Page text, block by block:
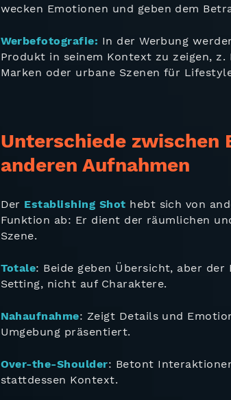
wecken Emotionen und geben dem
Werbefotografie: In der Werbung
Produkt in seinem Kontext zu zeigen,
Marken oder urbane Szenen für
Unterschiede zwischen
anderen Aufnahmen
Der Establishing Shot hebt sich von
Funktion ab: Er dient der räumlichen
Szene.
Totale: Beide geben Übersicht, aber
Setting, nicht auf Charaktere.
Nahaufnahme: Zeigt Details und
Umgebung präsentiert.
Over-the-Shoulder: Betont
stattdessen Kontext.